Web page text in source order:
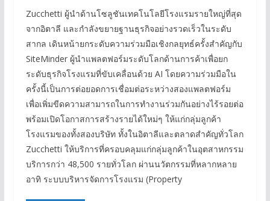
Zucchetti ผู้นำด้านโซลูชันเทคโนโลยีโรงแรมรายใหญ่ที่สุด
จากอิตาลี และกำลังขยายฐานธุรกิจอย่างรวดเร็วในระดับ
สากล เดินหน้ายกระดับความร่วมมือเชิงกลยุทธ์ครั้งสำคัญกับ
SiteMinder ผู้นำแพลตฟอร์มระดับโลกด้านการค้าเพื่อยก
ระดับธุรกิจโรงแรมที่ขับเคลื่อนด้วย AI โดยความร่วมมือใน
ครั้งนี้เป็นการต่อยอดการเชื่อมต่อระหว่างสองแพลตฟอร์ม
เพื่อเพิ่มขีดความสามารถในการทำงานร่วมกันอย่างไร้รอยต่อ
พร้อมเปิดโอกาสการสร้างรายได้ใหม่ๆ ให้แก่กลุ่มลูกค้า
โรงแรมของทั้งสองบริษัท ทั้งในอิตาลีและตลาดสำคัญทั่วโลก
Zucchetti ให้บริการที่ครอบคลุมแก่กลุ่มลูกค้าในอุตสาหกรรม
บริการกว่า 48,500 รายทั่วโลก ผ่านนวัตกรรมที่หลากหลาย
อาทิ ระบบบริหารจัดการโรงแรม (Property